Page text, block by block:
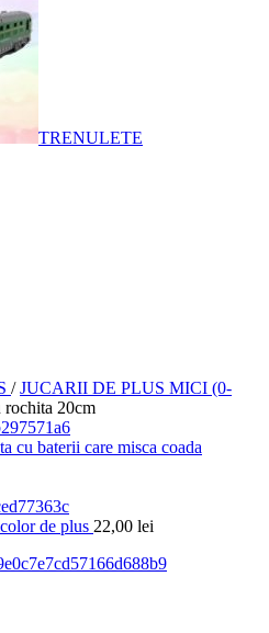
TRENULETE
/ JUCARII DE PLUS MICI (0-
20cm
cu baterii care misca coada
de plus 22,00 lei